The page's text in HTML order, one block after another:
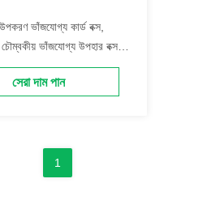
ভাঁজযোগ্য কার্ড বক্স,
ভাঁজযোগ্য উপহার বক্স
সেরা দাম পান
1